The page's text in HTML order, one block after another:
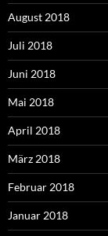
August 2018
Juli 2018
Juni 2018
Mai 2018
April 2018
März 2018
Februar 2018
Januar 2018